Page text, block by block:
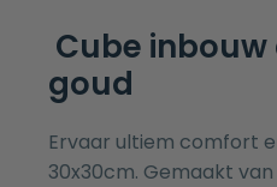
Cube
goud
Ervaar ultiem comfort
30x30cm. Gemaakt